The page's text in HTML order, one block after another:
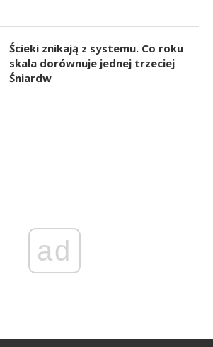
Ścieki znikają z systemu. Co roku
skala dorównuje jednej trzeciej
Śniardw
ad